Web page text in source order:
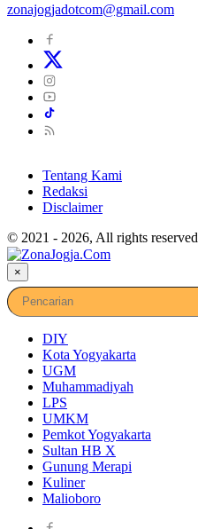
zonajogjadotcom@gmail.com
Tentang Kami
Redaksi
Disclaimer
© 2021 - 2026, All rights reserved
×
DIY
Kota Yogyakarta
UGM
Muhammadiyah
LPS
UMKM
Pemkot Yogyakarta
Sultan HB X
Gunung Merapi
Kuliner
Malioboro